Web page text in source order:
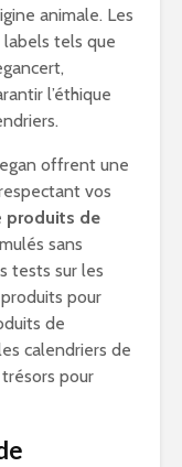
animale. Les
tels que
l’éthique
offrent une
vos
produits de
sans
tests sur les
pour
de
calendriers de
pour